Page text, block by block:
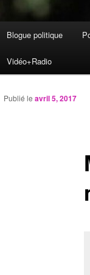
Aller
au
contenu
Blogue politique
Vidéo+Radio
Publié le avril 5, 2017